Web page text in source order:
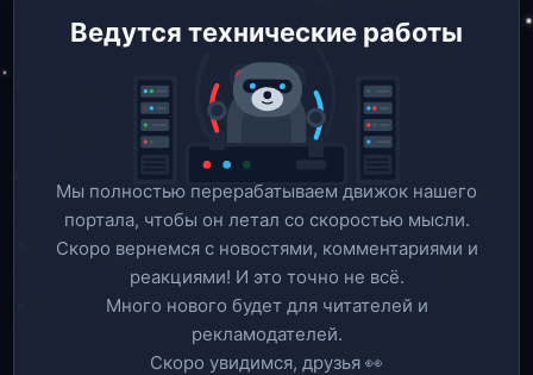
Ведутся технические работы
Мы полностью перерабатываем движок нашего
портала, чтобы он летал со скоростью мысли.
Скоро вернемся c новостями, комментариями и
реакциями! И это точно не всё.
Много нового будет для читателей и
рекламодателей.
Скоро увидимся, друзья 👀